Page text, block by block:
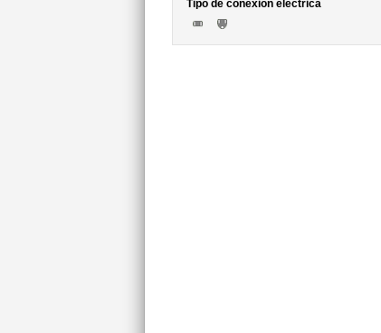
Tipo de conexión eléctrica